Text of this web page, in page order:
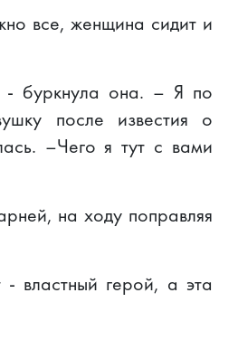
все, женщина сидит и
- буркнула она. – Я по
после известия о
–Чего я тут с вами
на ходу поправляя
властный герой, а эта